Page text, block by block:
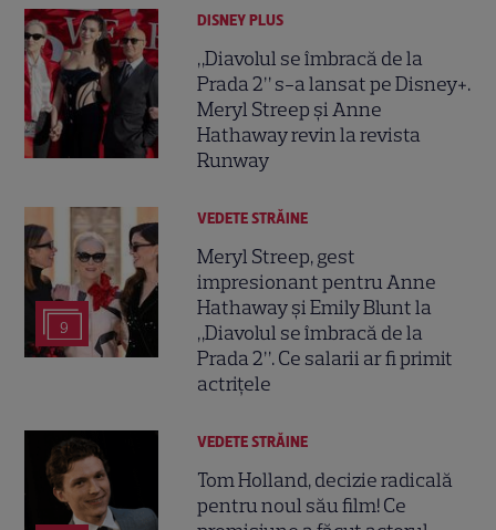
DISNEY PLUS
„Diavolul se îmbracă de la
Prada 2” s-a lansat pe Disney+.
Meryl Streep și Anne
Hathaway revin la revista
Runway
9
VEDETE STRĂINE
Meryl Streep, gest
impresionant pentru Anne
Hathaway și Emily Blunt la
„Diavolul se îmbracă de la
Prada 2”. Ce salarii ar fi primit
actrițele
VEDETE STRĂINE
Tom Holland, decizie radicală
pentru noul său film! Ce